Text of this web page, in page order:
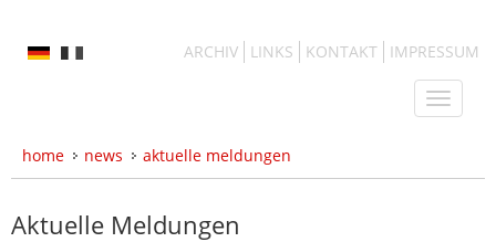
ARCHIV LINKS KONTAKT IMPRESSUM
home news aktuelle meldungen
Aktuelle Meldungen